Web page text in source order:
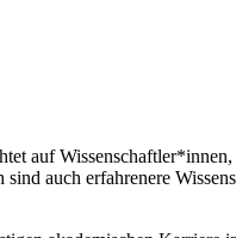
auf Wissenschaftler*innen,
auch erfahrenere